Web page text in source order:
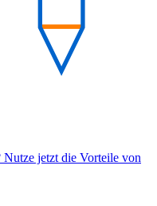
jetzt die Vorteile von